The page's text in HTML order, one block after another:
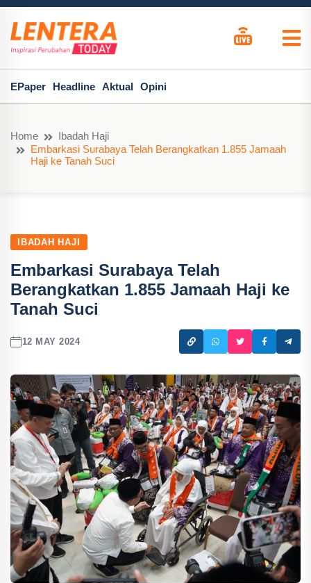
EPaper Headline Aktual Opini
Home
Ibadah Haji
Embarkasi Surabaya Telah Berangkatkan 1.855 Jamaah
Haji ke Tanah Suci
IBADAH HAJI
Embarkasi Surabaya Telah
Berangkatkan 1.855 Jamaah Haji ke
Tanah Suci
12 MAY 2024